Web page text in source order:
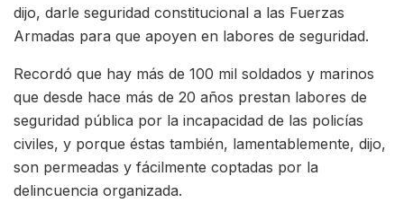
dijo, darle seguridad constitucional a las Fuerzas
Armadas para que apoyen en labores de seguridad.
Recordó que hay más de 100 mil soldados y marinos
que desde hace más de 20 años prestan labores de
seguridad pública por la incapacidad de las policías
civiles, y porque éstas también, lamentablemente, dijo,
son permeadas y fácilmente coptadas por la
delincuencia organizada.